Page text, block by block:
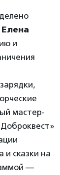
Елена
и
мастер-
и сказки на
—